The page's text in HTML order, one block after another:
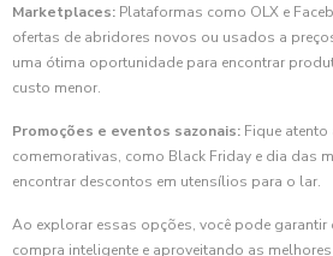
Marketplaces: Plataformas como OLX e
ofertas de abridores novos ou usados a
uma ótima oportunidade para encontrar
custo menor.
Promoções e eventos sazonais: Fique
comemorativas, como Black Friday e dia das
encontrar descontos em utensílios para o lar.
Ao explorar essas opções, você pode garantir
compra inteligente e aproveitando as